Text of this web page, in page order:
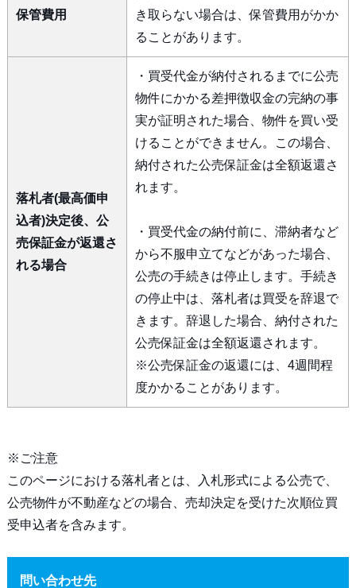
保管費用
き取らない場合は、保管費用がかか
ることがあります。
落札者(最高価申
込者)決定後、公
売保証金が返還さ
れる場合
・買受代金が納付されるまでに公売
物件にかかる差押徴収金の完納の事
実が証明された場合、物件を買い受
けることができません。この場合、
納付された公売保証金は全額返還さ
れます。
・買受代金の納付前に、滞納者など
から不服申立てなどがあった場合、
公売の手続きは停止します。手続き
の停止中は、落札者は買受を辞退で
きます。辞退した場合、納付された
公売保証金は全額返還されます。
※公売保証金の返還には、4週間程
度かかることがあります。
※ご注意
このページにおける落札者とは、入札形式による公売で、
公売物件が不動産などの場合、売却決定を受けた次順位買
受申込者を含みます。
問い合わせ先